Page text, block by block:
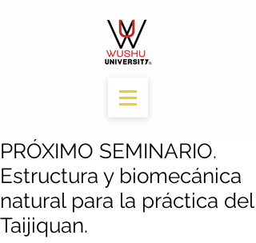
PRÓXIMO SEMINARIO.
Estructura y biomecánica
natural para la práctica del
Taijiquan.